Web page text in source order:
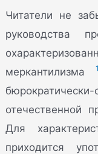
Читатели не
руководства
меркантилизма
отечественной
Для
приходится